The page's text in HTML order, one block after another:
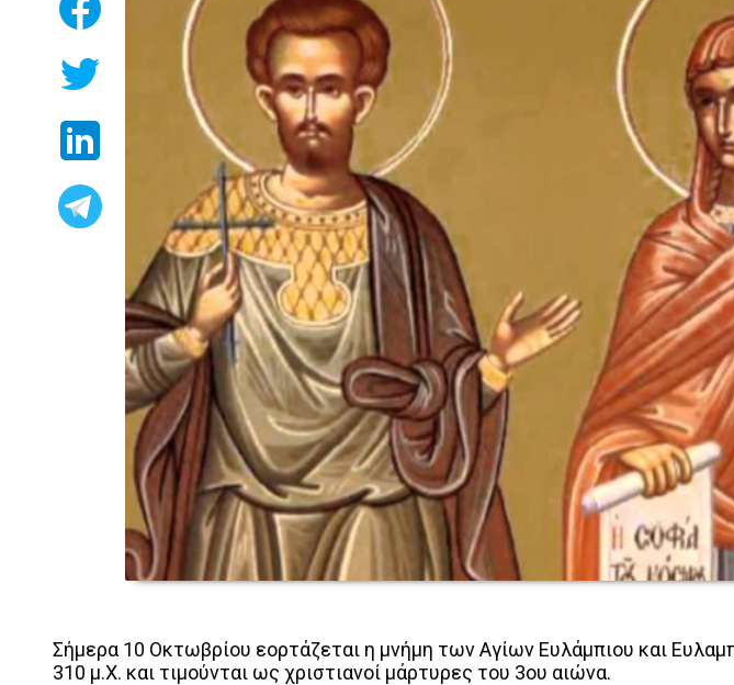
Σήμερα 10 Οκτωβρίου εορτάζεται η μνήμη των Αγίων Ευλάμπιου και
310 μ.Χ. και τιμούνται ως χριστιανοί μάρτυρες του 3ου αιώνα.